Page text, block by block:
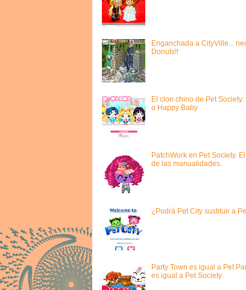
Enganchada a CityVille...
Donuts!!
El clon chino de Pet Society:
o Happy Baby
PatchWork en Pet Society.
de las manualidades.
¿Podrá Pet City sustituir a
Party Town es igual a Pet
es igual a Pet Society